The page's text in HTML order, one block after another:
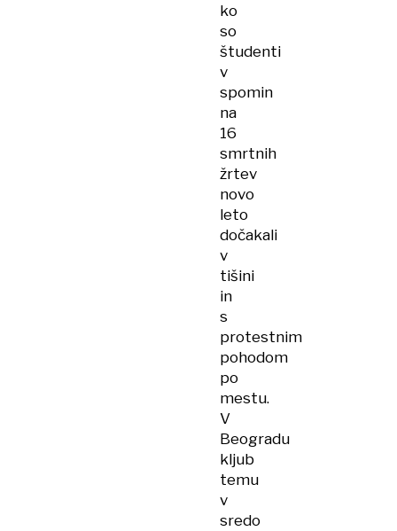
ko
so
študenti
v
spomin
na
16
smrtnih
žrtev
novo
leto
dočakali
v
tišini
in
s
protestnim
pohodom
po
mestu.
V
Beogradu
kljub
temu
v
sredo